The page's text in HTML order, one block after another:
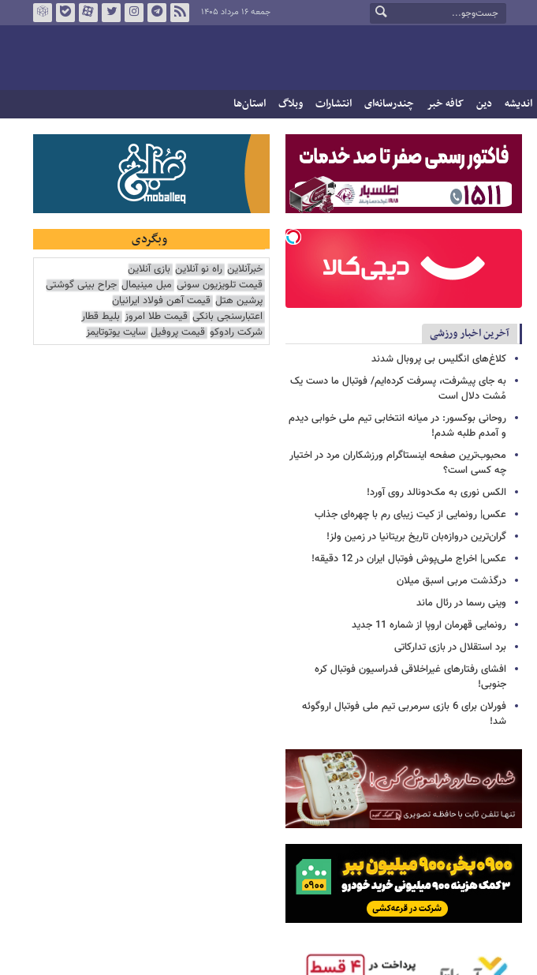
جمعه ۱۶ مرداد ۱۴۰۵
اندیشه دین کافه خبر چندرسانه‌ای انتشارات وبلاگ استان‌ها
آخرین اخبار ورزشی
کلاغ‌های انگلیس بی پروبال شدند
به جای پیشرفت، پسرفت کرده‌ایم/ فوتبال ما دست یک
مُشت دلال است
روحانی بوکسور: در میانه انتخابی تیم ملی خوابی دیدم
و آمدم طلبه شدم!
محبوب‌ترین صفحه اینستاگرام ورزشکاران مرد در اختیار
چه کسی است؟
الکس نوری به مک‌دونالد روی آورد!
عکس| رونمایی از کیت زیبای رم با چهره‌ای جذاب
گران‌ترین دروازه‌بان تاریخ بریتانیا در زمین ولز!
عکس| اخراج ملی‌پوش فوتبال ایران در 12 دقیقه!
درگذشت مربی اسبق میلان
وینی رسما در رئال ماند
رونمایی قهرمان اروپا از شماره 11 جدید
برد استقلال در بازی تدارکاتی
افشای رفتارهای غیراخلاقی فدراسیون فوتبال کره
جنوبی!
فورلان برای 6 بازی سرمربی تیم ملی فوتبال اروگوئه
شد!
وبگردی
خبرآنلاین راه نو آنلاین بازی آنلاین
قیمت تلویزیون سونی مبل مینیمال جراح بینی گوشتی
پرشین هتل قیمت آهن فولاد ایرانیان
اعتبارسنجی بانکی قیمت طلا امروز بلیط قطار
شرکت رادوکو قیمت پروفیل سایت یوتوتایمز